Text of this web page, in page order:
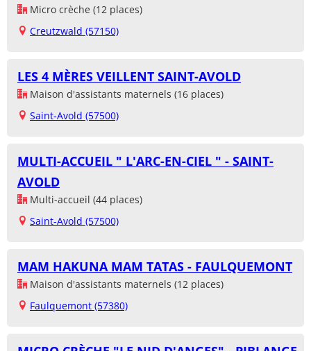
Micro crèche (12 places)
Creutzwald (57150)
LES 4 MÈRES VEILLENT SAINT-AVOLD
Maison d'assistants maternels (16 places)
Saint-Avold (57500)
MULTI-ACCUEIL " L'ARC-EN-CIEL " - SAINT-
AVOLD
Multi-accueil (44 places)
Saint-Avold (57500)
MAM HAKUNA MAM TATAS - FAULQUEMONT
Maison d'assistants maternels (12 places)
Faulquemont (57380)